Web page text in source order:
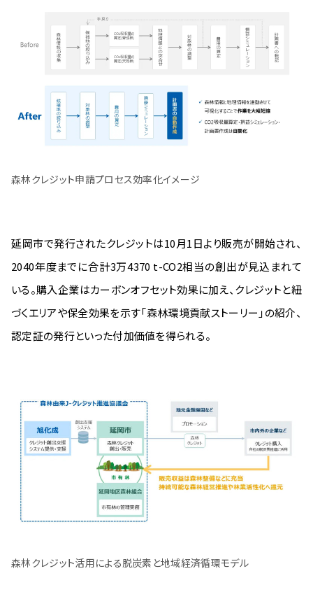
森林クレジット申請プロセス効率化イメージ
延岡市で発行されたクレジットは10月1日より販売が開始され、
2040年度までに合計3万4370 t-CO2相当の創出が見込まれて
いる。購入企業はカーボンオフセット効果に加え、クレジットと紐
づくエリアや保全効果を示す「森林環境貢献ストーリー」の紹介、
認定証の発行といった付加価値を得られる。
森林クレジット活用による脱炭素と地域経済循環モデル